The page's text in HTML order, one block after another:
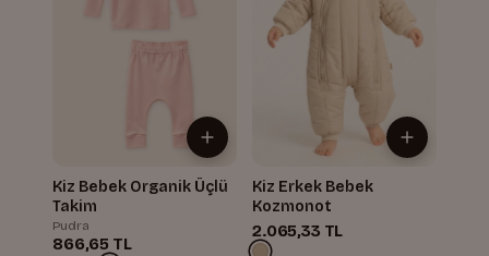
Kiz Bebek Organik Üçlü
Takim
Pudra
866,65 TL
Kiz Erkek Bebek
Kozmonot
2.065,33 TL